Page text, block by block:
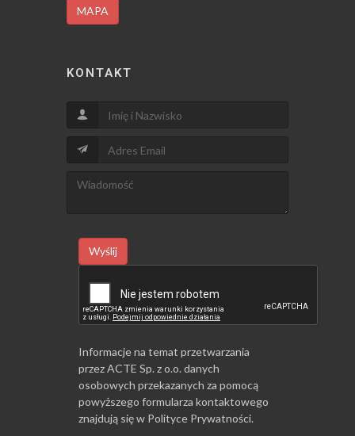
MAPA
KONTAKT
Wyślij
Informacje na temat przetwarzania
przez ACTE Sp. z o.o. danych
osobowych przekazanych za pomocą
powyższego formularza kontaktowego
znajdują się w Polityce Prywatności.